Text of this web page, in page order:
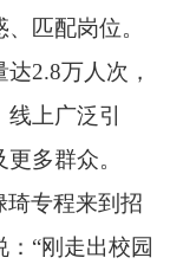
匹配岗位。
2.8万人次，
上广泛引
多群众。
琦专程来到招
“刚走出校园